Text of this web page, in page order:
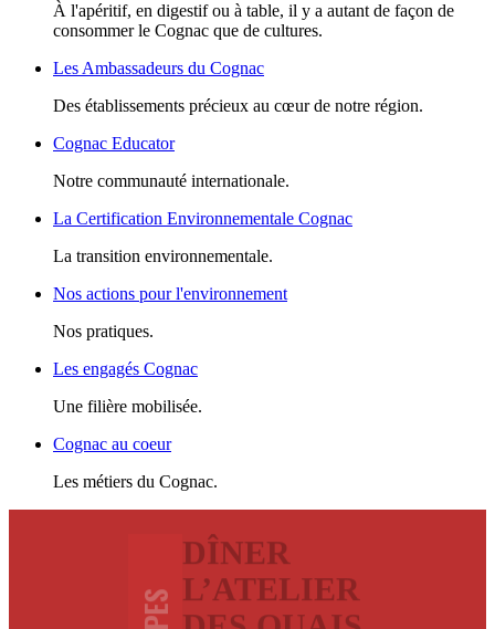
À l'apéritif, en digestif ou à table, il y a autant de façon de
consommer le Cognac que de cultures.
Les Ambassadeurs du Cognac
Des établissements précieux au cœur de notre région.
Cognac Educator
Notre communauté internationale.
La Certification Environnementale Cognac
La transition environnementale.
Nos actions pour l'environnement
Nos pratiques.
Les engagés Cognac
Une filière mobilisée.
Cognac au coeur
Les métiers du Cognac.
DÎNER
L’ATELIER